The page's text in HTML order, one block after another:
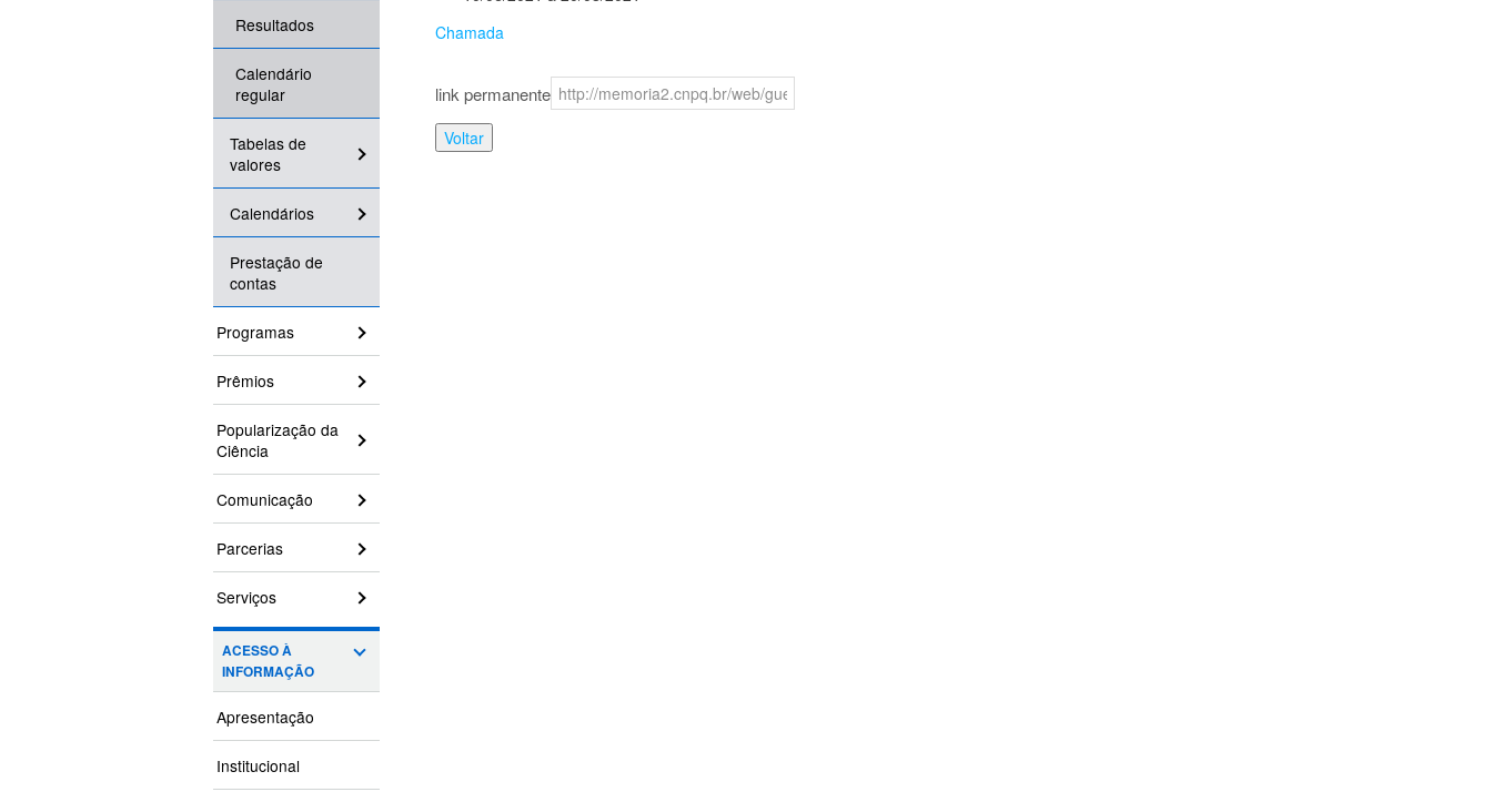
Resultados
Calendário
regular
Tabelas de
valores
Calendários
Prestação de
contas
Programas
Prêmios
Popularização da
Ciência
Comunicação
Parcerias
Serviços
ACESSO À
INFORMAÇÃO
Apresentação
Institucional
Chamada
link permanente
Voltar